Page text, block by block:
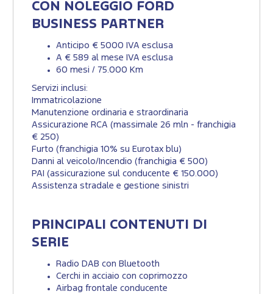
CON NOLEGGIO FORD
BUSINESS PARTNER
Anticipo € 5000 IVA esclusa
A € 589 al mese IVA esclusa
60 mesi / 75.000 Km
Servizi inclusi:
Immatricolazione
Manutenzione ordinaria e straordinaria
Assicurazione RCA (massimale 26 mln - franchigia
€ 250)
Furto (franchigia 10% su Eurotax blu)
Danni al veicolo/Incendio (franchigia € 500)
PAI (assicurazione sul conducente € 150.000)
Assistenza stradale e gestione sinistri
PRINCIPALI CONTENUTI DI
SERIE
Radio DAB con Bluetooth
Cerchi in acciaio con coprimozzo
Airbag frontale conducente